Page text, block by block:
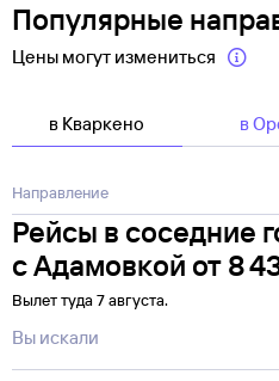
Популярные
Цены могут измениться
в Кваркено в
Направление
Рейсы в соседние
с Адамовкой от 8
Вылет туда 7 августа.
Вы искали